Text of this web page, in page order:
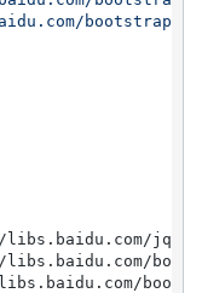
bootstrap/